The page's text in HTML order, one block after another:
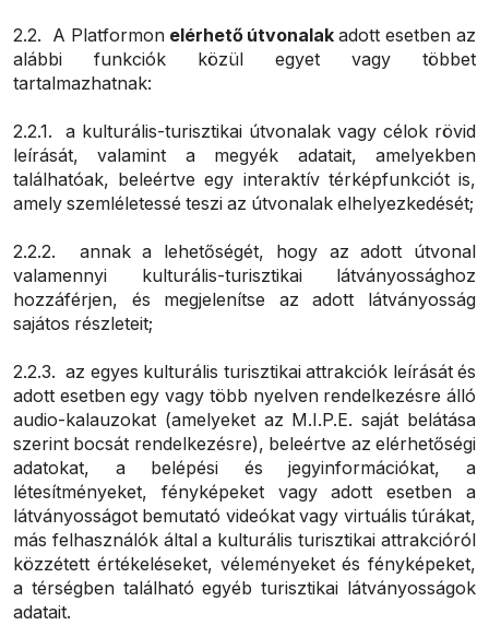
2.2. A Platformonelérhető útvonalakadott esetben az
alábbi funkciók közül egyet vagy többet
tartalmazhatnak:
2.2.1. a kulturális-turisztikai útvonalak vagy célok rövid
leírását, valamint a megyék adatait, amelyekben
találhatóak, beleértve egy interaktív térképfunkciót is,
amely szemléletessé teszi az útvonalak elhelyezkedését;
2.2.2. annak a lehetőségét, hogy az adott útvonal
valamennyi kulturális-turisztikai látványossághoz
hozzáférjen, és megjelenítse az adott látványosság
sajátos részleteit;
2.2.3. az egyes kulturális turisztikai attrakciók leírását és
adott esetben egy vagy több nyelven rendelkezésre álló
audio-kalauzokat (amelyeket az M.I.P.E. saját belátása
szerint bocsát rendelkezésre), beleértve az elérhetőségi
adatokat, a belépési és jegyinformációkat, a
létesítményeket, fényképeket vagy adott esetben a
látványosságot bemutató videókat vagy virtuális túrákat,
más felhasználók által a kulturális turisztikai attrakcióról
közzétett értékeléseket, véleményeket és fényképeket,
a térségben található egyéb turisztikai látványosságok
adatait.